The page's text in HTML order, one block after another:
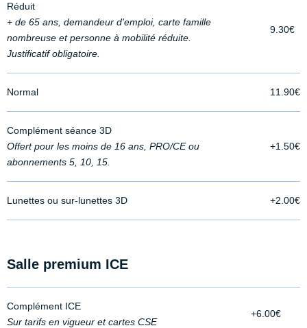
Réduit
+ de 65 ans, demandeur d'emploi, carte famille
nombreuse et personne à mobilité réduite.
Justificatif obligatoire.
9.30€
Normal 11.90€
Complément séance 3D
Offert pour les moins de 16 ans, PRO/CE ou
abonnements 5, 10, 15.
+1.50€
Lunettes ou sur-lunettes 3D +2.00€
Salle premium ICE
Complément ICE
Sur tarifs en vigueur et cartes CSE
+6.00€